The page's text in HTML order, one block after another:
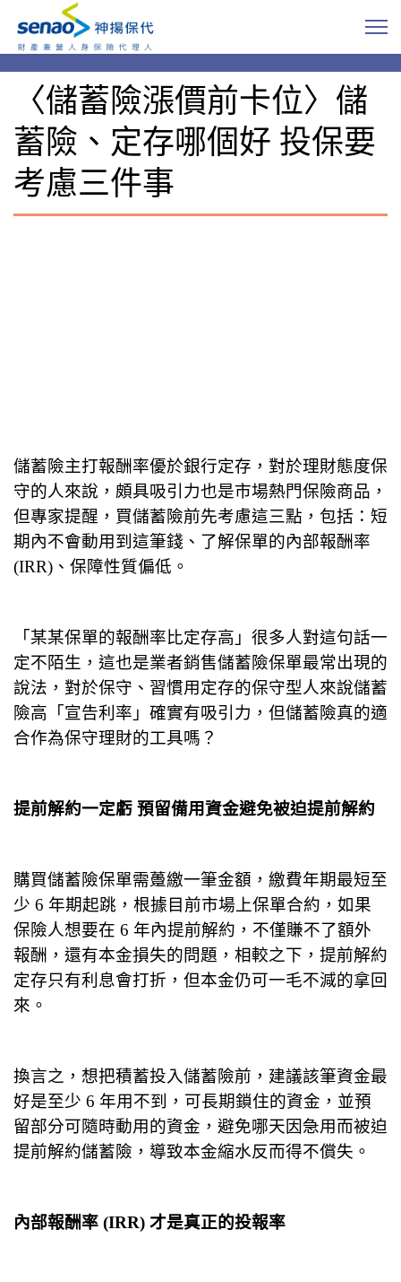
〈儲蓄險漲價前卡位〉儲
蓄險、定存哪個好 投保要
考慮三件事
儲蓄險主打報酬率優於銀行定存，對於理財態度保
守的人來說，頗具吸引力也是市場熱門保險商品，
但專家提醒，買儲蓄險前先考慮這三點，包括：短
期內不會動用到這筆錢、了解保單的內部報酬率
(IRR)、保障性質偏低。
「某某保單的報酬率比定存高」很多人對這句話一
定不陌生，這也是業者銷售儲蓄險保單最常出現的
說法，對於保守、習慣用定存的保守型人來說儲蓄
險高「宣告利率」確實有吸引力，但儲蓄險真的適
合作為保守理財的工具嗎？
提前解約一定虧 預留備用資金避免被迫提前解約
購買儲蓄險保單需躉繳一筆金額，繳費年期最短至
少 6 年期起跳，根據目前市場上保單合約，如果
保險人想要在 6 年內提前解約，不僅賺不了額外
報酬，還有本金損失的問題，相較之下，提前解約
定存只有利息會打折，但本金仍可一毛不減的拿回
來。
換言之，想把積蓄投入儲蓄險前，建議該筆資金最
好是至少 6 年用不到，可長期鎖住的資金，並預
留部分可隨時動用的資金，避免哪天因急用而被迫
提前解約儲蓄險，導致本金縮水反而得不償失。
內部報酬率 (IRR) 才是真正的投報率